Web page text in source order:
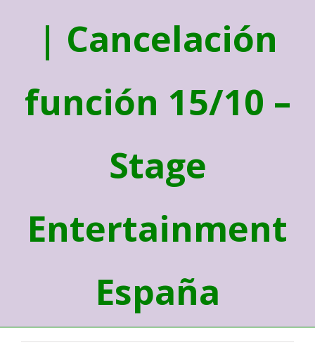
| Cancelación
función 15/10 –
Stage
Entertainment
España